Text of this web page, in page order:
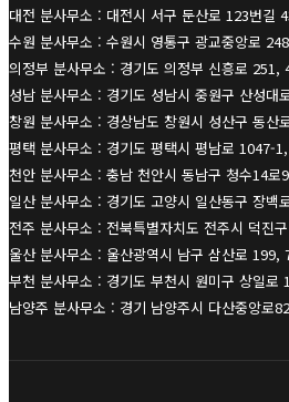
대전 분사무소 : 대전시 서구 둔산로 123번길
수원 분사무소 : 수원시 영통구 광교중앙로
의정부 분사무소 : 경기도 의정부 신흥로 251,
성남 분사무소 : 경기도 성남시 중원구 산성대
창원 분사무소 : 경상남도 창원시 성산구 동산
평택 분사무소 : 경기도 평택시 평남로 1047-
천안 분사무소 : 충남 천안시 동남구 청수14
일산 분사무소 : 경기도 고양시 일산동구 장백
전주 분사무소 : 전북특별자치도 전주시 덕진
울산 분사무소 : 울산광역시 남구 삼산로 199,
부천 분사무소 : 경기도 부천시 원미구 상일
남양주 분사무소 : 경기 남양주시 다산중앙로